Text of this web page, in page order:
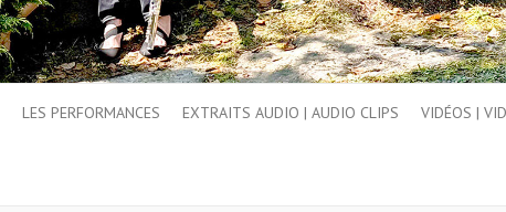
LES PERFORMANCES EXTRAITS AUDIO | AUDIO CLIPS VIDÉOS |